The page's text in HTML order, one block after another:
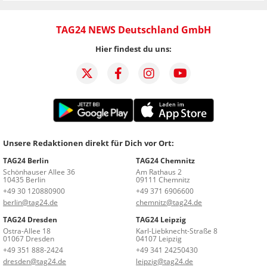
TAG24 NEWS Deutschland GmbH
Hier findest du uns:
Unsere Redaktionen direkt für Dich vor Ort:
TAG24 Berlin
Schönhauser Allee 36
10435 Berlin
+49 30 120880900
berlin@tag24.de
TAG24 Chemnitz
Am Rathaus 2
09111 Chemnitz
+49 371 6906600
chemnitz@tag24.de
TAG24 Dresden
Ostra-Allee 18
01067 Dresden
+49 351 888-2424
dresden@tag24.de
TAG24 Leipzig
Karl-Liebknecht-Straße 8
04107 Leipzig
+49 341 24250430
leipzig@tag24.de